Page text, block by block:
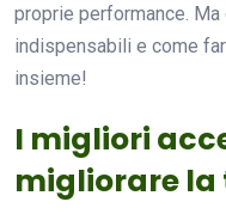
proprie performance.
indispensabili e come
insieme!
I migliori
migliorare